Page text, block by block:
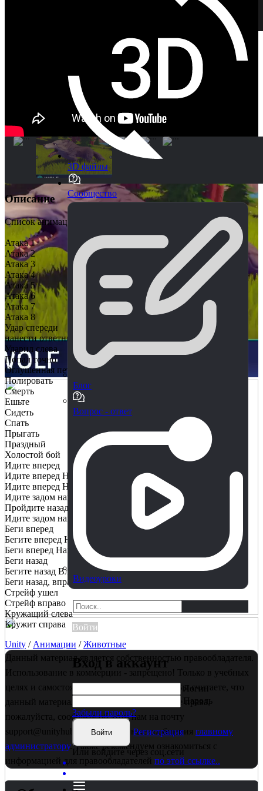
3D файлы
Сообщество
Блог
Вопрос - ответ
Видеоуроки
Войти
Вход в аккаунт
Логин
Пароль
Забыли пароль?
Войти
Регистрация
Или войдите через соц.сети
Описание
Список анимаций:
Атака 1
Атака 2
Атака 3
Атака 4
Атака 5
Атака 6
Атака 7
Атака 8
Удар спереди
нанести ответный удар
Ударил слева
Попал точно
Оглушенная петля
Полировать
Смерть
Ешьте
Сидеть
Спать
Прыгать
Праздный
Холостой бой
Идите вперед
Идите вперед Налево
Идите вперед Направо
Идите задом наперед
Пройдите назад Влево
Идите задом наперед, направо
Беги вперед
Бегите вперед Налево
Беги вперед Направо
Беги назад
Бегите назад Влево
Беги назад, вправо
Стрейф ушел
Стрейф вправо
Кружащий слева
Кружит справа
Unity / Анимации /Животные
Данный материал является собственностью правообладателя.
Использование в коммерции - запрещено! Только в учебных
целях и самостоятельного изучения. Если Вы считаете, что
данный материал нарушает ваши авторские права,
пожалуйста, сообщите об этом нам на почту
support@unityhub.pro или в личные сообщения главному
администратору. Также рекомендуем ознакомиться с
информацией для правообладателей по этой ссылке..